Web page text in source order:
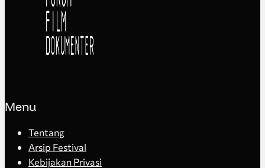
Menu
Tentang
Arsip Festival
Kebijakan Privasi